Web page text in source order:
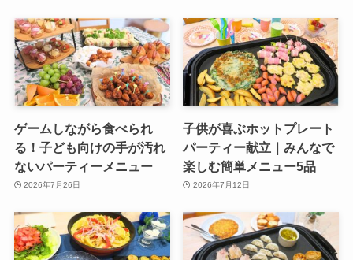
ゲームしながら食べられ
る！子ども向けの手が汚れ
ないパーティーメニュー
2026年7月26日
子供が喜ぶホットプレート
パーティー献立｜みんなで
楽しむ簡単メニュー5品
2026年7月12日